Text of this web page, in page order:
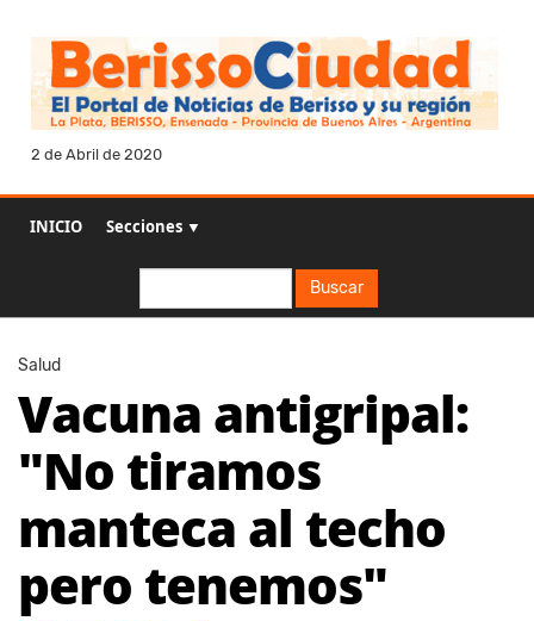
2 de Abril de 2020
INICIO Secciones ▼
Buscar
Salud
Vacuna antigripal:
"No tiramos
manteca al techo
pero tenemos"